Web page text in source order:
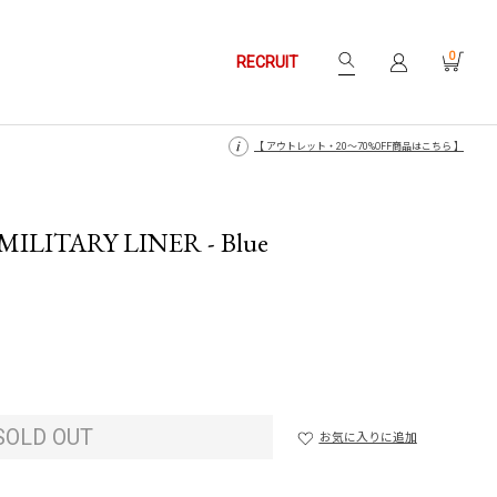
RECRUIT 0
【 月〜金14時、土日祝12時までにご注文で当日発送・発送無休 】
【 アウトレット・20〜70%OFF商品はこちら 】
【 月〜金14時、土日祝12時までにご注文で当日発送・発送無休 】
【 アウトレット・20〜70%OFF商品はこちら 】
LINER - Blue
OUT お気に入りに追加